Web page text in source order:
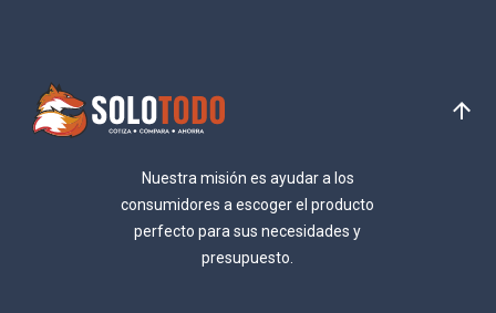
Nuestra misión es ayudar a los
consumidores a escoger el producto
perfecto para sus necesidades y
presupuesto.